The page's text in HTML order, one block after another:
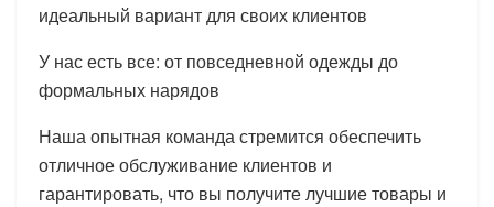
идеальный вариант для своих клиентов
У нас есть все: от повседневной одежды до
формальных нарядов
Наша опытная команда стремится обеспечить
отличное обслуживание клиентов и
гарантировать, что вы получите лучшие товары и